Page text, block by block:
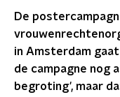
De
in Amsterdam
de campagne nog
begroting', maar